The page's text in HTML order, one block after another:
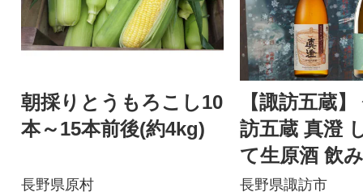
朝採りとうもろこし10
本～15本前後(約4kg)
長野県原村
【諏訪五蔵
訪五蔵 真澄
て生原酒 飲
ット
長野県諏訪市